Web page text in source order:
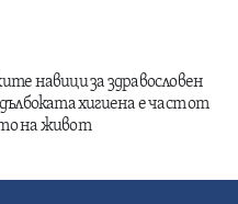
навици за здравословен
хигиена е част от
на живот